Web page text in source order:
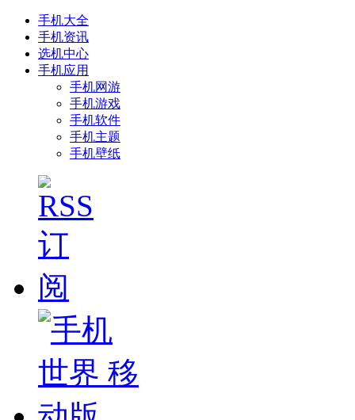
手机大全
手机资讯
选机中心
手机应用
手机网游
手机游戏
手机软件
手机主题
手机壁纸